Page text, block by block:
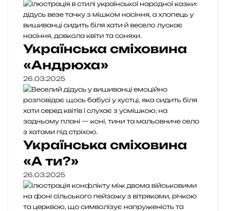
Українська сміховина
«Андрюха»
26.03.2025
Українська сміховина
«А ти?»
26.03.2025